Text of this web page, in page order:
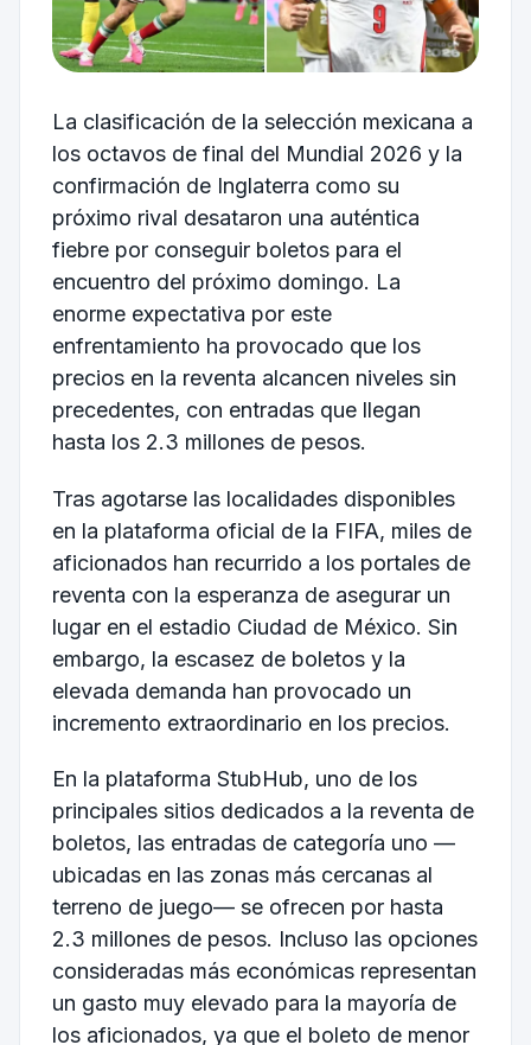
La clasificación de la selección mexicana a
los octavos de final del Mundial 2026 y la
confirmación de Inglaterra como su
próximo rival desataron una auténtica
fiebre por conseguir boletos para el
encuentro del próximo domingo. La
enorme expectativa por este
enfrentamiento ha provocado que los
precios en la reventa alcancen niveles sin
precedentes, con entradas que llegan
hasta los 2.3 millones de pesos.
Tras agotarse las localidades disponibles
en la plataforma oficial de la FIFA, miles de
aficionados han recurrido a los portales de
reventa con la esperanza de asegurar un
lugar en el estadio Ciudad de México. Sin
embargo, la escasez de boletos y la
elevada demanda han provocado un
incremento extraordinario en los precios.
En la plataforma StubHub, uno de los
principales sitios dedicados a la reventa de
boletos, las entradas de categoría uno —
ubicadas en las zonas más cercanas al
terreno de juego— se ofrecen por hasta
2.3 millones de pesos. Incluso las opciones
consideradas más económicas representan
un gasto muy elevado para la mayoría de
los aficionados, ya que el boleto de menor